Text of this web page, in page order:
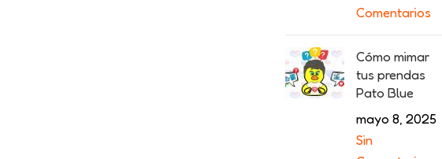
Comentarios
Cómo mimar
tus prendas
Pato Blue
mayo 8, 2025
Sin